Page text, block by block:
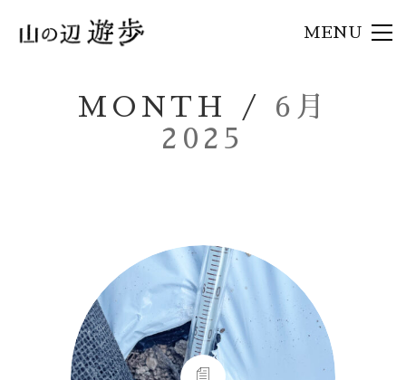
MENU
MONTH / 6月
2025